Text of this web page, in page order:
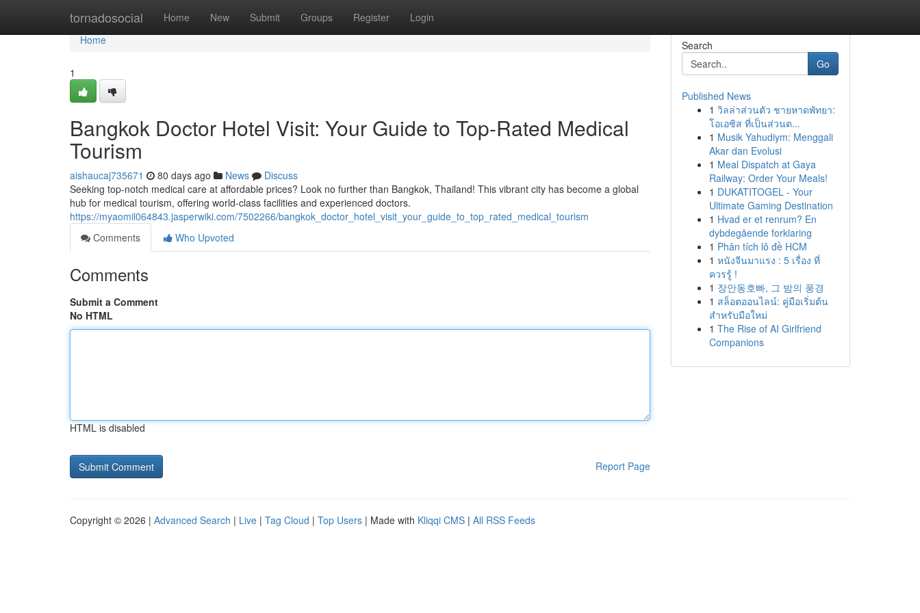
tornadosocial Home New Submit Groups Register Login
Home
Home
1
Bangkok Doctor Hotel Visit: Your Guide to Top-Rated Medical
Tourism
aishaucaj735671 80 days ago News
Discuss
Seeking top-notch medical care at affordable prices? Look no further than Bangkok, Thailand! This vibrant city has become a global
hub for medical tourism, offering world-class facilities and experienced doctors.
https://myaomil064843.jasperwiki.com/7502266/bangkok_doctor_hotel_visit_your_guide_to_top_rated_medical_tourism
Comments
Who Upvoted
Comments
Submit a Comment
No HTML
HTML is disabled
Report Page
Search
Go
Published News
1 วิลล่าส่วนตัว ชายหาดพัทยา:
โอเอซิส ที่เป็นส่วนต...
1 Musik Yahudiym: Menggali
Akar dan Evolusi
1 Meal Dispatch at Gaya
Railway: Order Your Meals!
1 DUKATITOGEL - Your
Ultimate Gaming Destination
1 Hvad er et renrum? En
dybdegående forklaring
1 Phân tích lô đề HCM
1 หนังจีนมาแรง : 5 เรื่อง ที่
ควรรู้ !
1 장안동호빠, 그 밤의 풍경
1 สล็อตออนไลน์: คู่มือเริ่มต้น
สำหรับมือใหม่
1 The Rise of AI Girlfriend
Companions
Copyright © 2026 | Advanced Search | Live | Tag Cloud | Top Users | Made with Kliqqi CMS | All RSS Feeds